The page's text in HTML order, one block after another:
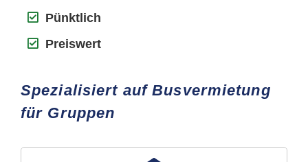
Pünktlich
Preiswert
Spezialisiert auf Busvermietung
für Gruppen